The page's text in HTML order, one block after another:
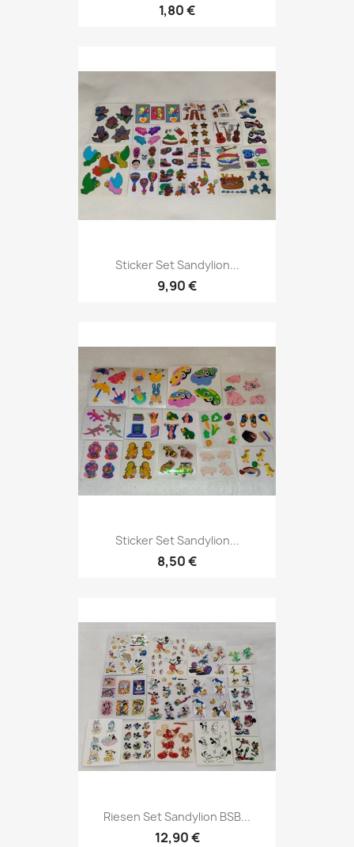
1,80 €
Sticker Set Sandylion...
9,90 €
Sticker Set Sandylion...
8,50 €
Riesen Set Sandylion BSB...
12,90 €